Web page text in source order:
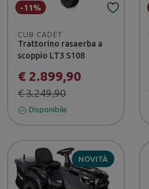
CUB CADET
Trattorino rasaerba a
scoppio LT3 S108
€ 2.899,90
€ 3.249,90
-11%
Disponibile
NOVITÀ